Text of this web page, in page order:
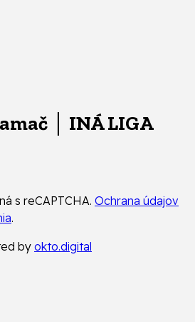
│ INÁ LIGA
s reCAPTCHA. Ochrana údajov
.
by okto.digital